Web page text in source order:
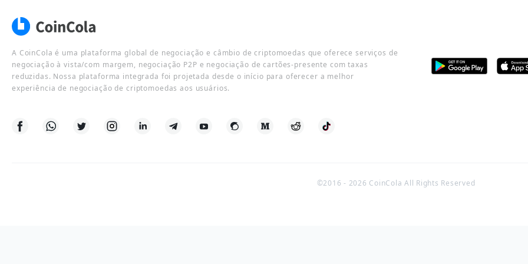
A CoinCola é uma plataforma global de negociação e câmbio de criptomoedas que oferece serviços de
negociação à vista/com margem, negociação P2P e negociação de cartões-presente com taxas
reduzidas. Nossa plataforma integrada foi projetada desde o início para oferecer a melhor
experiência de negociação de criptomoedas aos usuários.
©2016 - 2026 CoinCola All Rights Reserved